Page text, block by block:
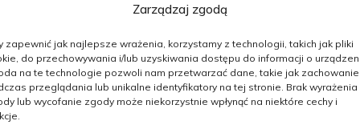
Zarządzaj zgodą
zapewnić jak najlepsze wrażenia, korzystamy z technologii, takich jak pliki
do przechowywania i/lub uzyskiwania dostępu do informacji o
na te technologie pozwoli nam przetwarzać dane, takie jak zachowanie
przeglądania lub unikalne identyfikatory na tej stronie. Brak wyrażenia
lub wycofanie zgody może niekorzystnie wpłynąć na niektóre cechy i
Głębokim żalem zawiadamiamy, że dnia